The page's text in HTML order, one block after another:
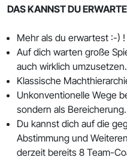
DAS KANNST DU
Mehr als du erwartest :-) !
Auf dich warten große
auch wirklich umzusetzen.
Klassische
Unkonventionelle Wege
sondern als Bereicherung.
Du kannst dich auf die
Abstimmung und
derzeit bereits 8 Team-